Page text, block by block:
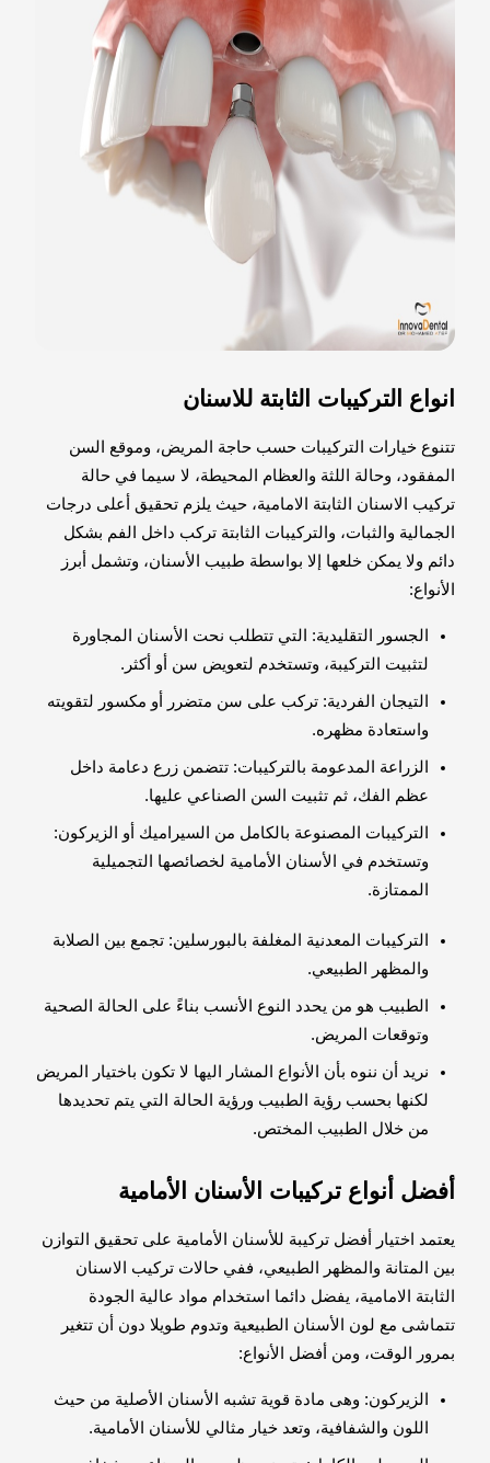
انواع التركيبات الثابتة للاسنان
تتنوع خيارات التركيبات حسب حاجة المريض، وموقع السن
المفقود، وحالة اللثة والعظام المحيطة، لا سيما في حالة
تركيب الاسنان الثابتة الامامية، حيث يلزم تحقيق أعلى درجات
الجمالية والثبات، والتركيبات الثابتة تركب داخل الفم بشكل
دائم ولا يمكن خلعها إلا بواسطة طبيب الأسنان، وتشمل أبرز
الأنواع:
الجسور التقليدية: التي تتطلب نحت الأسنان المجاورة
لتثبيت التركيبة، وتستخدم لتعويض سن أو أكثر.
التيجان الفردية: تركب على سن متضرر أو مكسور لتقويته
واستعادة مظهره.
الزراعة المدعومة بالتركيبات: تتضمن زرع دعامة داخل
عظم الفك، ثم تثبيت السن الصناعي عليها.
التركيبات المصنوعة بالكامل من السيراميك أو الزيركون:
وتستخدم في الأسنان الأمامية لخصائصها التجميلية
الممتازة.
التركيبات المعدنية المغلفة بالبورسلين: تجمع بين الصلابة
والمظهر الطبيعي.
الطبيب هو من يحدد النوع الأنسب بناءً على الحالة الصحية
وتوقعات المريض.
نريد أن ننوه بأن الأنواع المشار اليها لا تكون باختيار المريض
لكنها بحسب رؤية الطبيب ورؤية الحالة التي يتم تحديدها
من خلال الطبيب المختص.
أفضل أنواع تركيبات الأسنان الأمامية
يعتمد اختيار أفضل تركيبة للأسنان الأمامية على تحقيق التوازن
بين المتانة والمظهر الطبيعي، ففي حالات تركيب الاسنان
الثابتة الامامية، يفضل دائما استخدام مواد عالية الجودة
تتماشى مع لون الأسنان الطبيعية وتدوم طويلا دون أن تتغير
بمرور الوقت، ومن أفضل الأنواع:
الزيركون: وهى مادة قوية تشبه الأسنان الأصلية من حيث
اللون والشفافية، وتعد خيار مثالي للأسنان الأمامية.